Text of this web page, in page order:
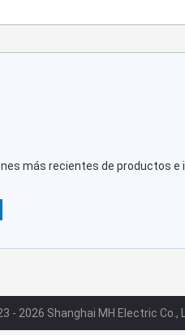
más recientes de productos e
- 2026 Shanghai MH Electric Co.,